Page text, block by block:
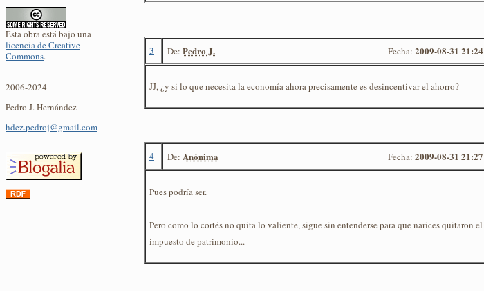
Esta obra está bajo una
licencia de Creative
Commons.
2006-2024
Pedro J. Hernández
hdez.pedroj@gmail.com
3 De: Pedro J. Fecha: 2009-08-31 21:24
JJ, ¿y si lo que necesita la economía ahora precisamente es desincentivar el ahorro?
4 De: Anónima Fecha: 2009-08-31 21:27
Pues podría ser.
Pero como lo cortés no quita lo valiente, sigue sin entenderse para que narices quitaron el
impuesto de patrimonio...